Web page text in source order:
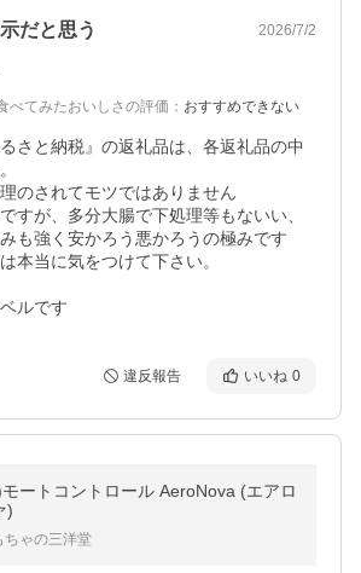
だと思う 2026/7/2
べてみたおいしさの評価 ： おすすめできない
るさと納税』の返礼品は、各返礼品の中
のされてモツではありません
すが、多分大腸で下処理等もないい、
も強く安かろう悪かろうの極みです
本当に気をつけて下さい。
ルです
違反報告 いいね 0
ートコントロール AeroNova (エアロ
)
ちゃの三洋堂